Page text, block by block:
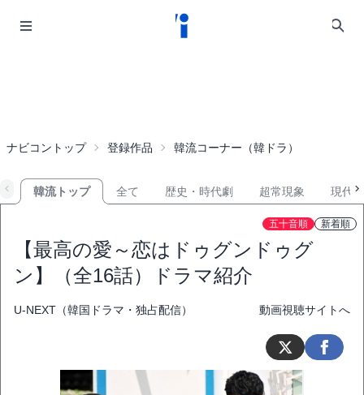
ナビコントップ 登録作品 韓流コーナー（韓ドラ）
韓流トップ 全て 歴史・時代劇 超常現象 現代
五十音順 新着順
【最高の愛～恋はドゥグンドゥグ
ン】（全16話）ドラマ紹介
U-NEXT（韓国ドラマ・独占配信） 動画視聴サイトへ